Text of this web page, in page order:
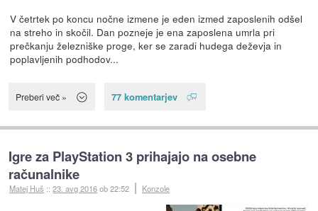
V četrtek po koncu nočne izmene je eden izmed zaposlenih odšel
na streho in skočil. Dan pozneje je ena zaposlena umrla pri
prečkanju železniške proge, ker se zaradi hudega deževja in
poplavljenih podhodov...
Preberi več » 77 komentarjev
Igre za PlayStation 3 prihajajo na osebne
računalnike
Matej Huš ::23. avg 2016ob 22:52 Konzole